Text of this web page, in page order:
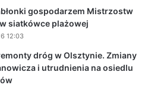
gospodarzem Mistrzostw
siatkówce plażowej
12:03
dróg w Olsztynie. Zmiany
i utrudnienia na osiedlu